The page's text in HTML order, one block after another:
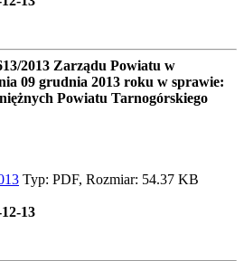
2013 Zarządu Powiatu w
09 grudnia 2013 roku w sprawie:
Powiatu Tarnogórskiego
Typ: PDF, Rozmiar: 54.37 KB
13